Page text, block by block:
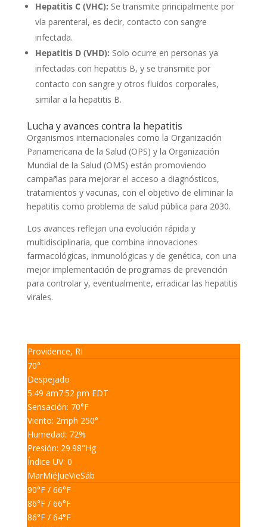
Hepatitis C (VHC): Se transmite principalmente por
vía parenteral, es decir, contacto con sangre
infectada.
Hepatitis D (VHD): Solo ocurre en personas ya
infectadas con hepatitis B, y se transmite por
contacto con sangre y otros fluidos corporales,
similar a la hepatitis B.
Lucha y avances contra la hepatitis
Organismos internacionales como la Organización
Panamericana de la Salud (OPS) y la Organización
Mundial de la Salud (OMS) están promoviendo
campañas para mejorar el acceso a diagnósticos,
tratamientos y vacunas, con el objetivo de eliminar la
hepatitis como problema de salud pública para 2030.
Los avances reflejan una evolución rápida y
multidisciplinaria, que combina innovaciones
farmacológicas, inmunológicas y de genética, con una
mejor implementación de programas de prevención
para controlar y, eventualmente, erradicar las hepatitis
virales.
Providence, RI
70°
Despejado
5:49 am7:52 pm EDT
Sensación: 70°F
Viento: 2mph 250°
Humedad: 72%
Presión: 29.98"Hg
Índice UV: 0
MarMiéJueVieSáb
90°F/ 66°F
86°F/ 66°F
86°F/ 64°F